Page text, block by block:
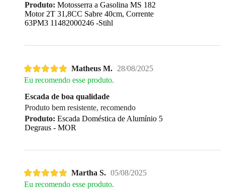
Produto: Motosserra a Gasolina MS 182
Motor 2T 31,8CC Sabre 40cm, Corrente
63PM3 11482000246 -Stihl
Matheus M. 28/08/2025
Eu recomendo esse produto.
Escada de boa qualidade
Produto bem resistente, recomendo
Produto: Escada Doméstica de Alumínio 5
Degraus - MOR
Martha S. 05/08/2025
Eu recomendo esse produto.